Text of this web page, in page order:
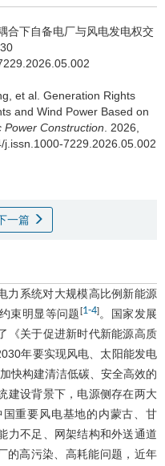
合下自备电厂与风电发电权交
et al Generation Rights
and Wind Power Based on
Power Construction . 2026,
7229.2026.05.002
一篇
力系统对大规模高比例新能源
束明显等问题[1-4]。国家发展
《关于促进新时代新能源高质
年要实现风电、太阳能发电
快构建清洁低碳、安全高效的
建设背景下，电源侧存在两大
重要风电基地的内蒙古、甘
力不足、网架结构和外送通道
的高污染、高耗能问题，近年